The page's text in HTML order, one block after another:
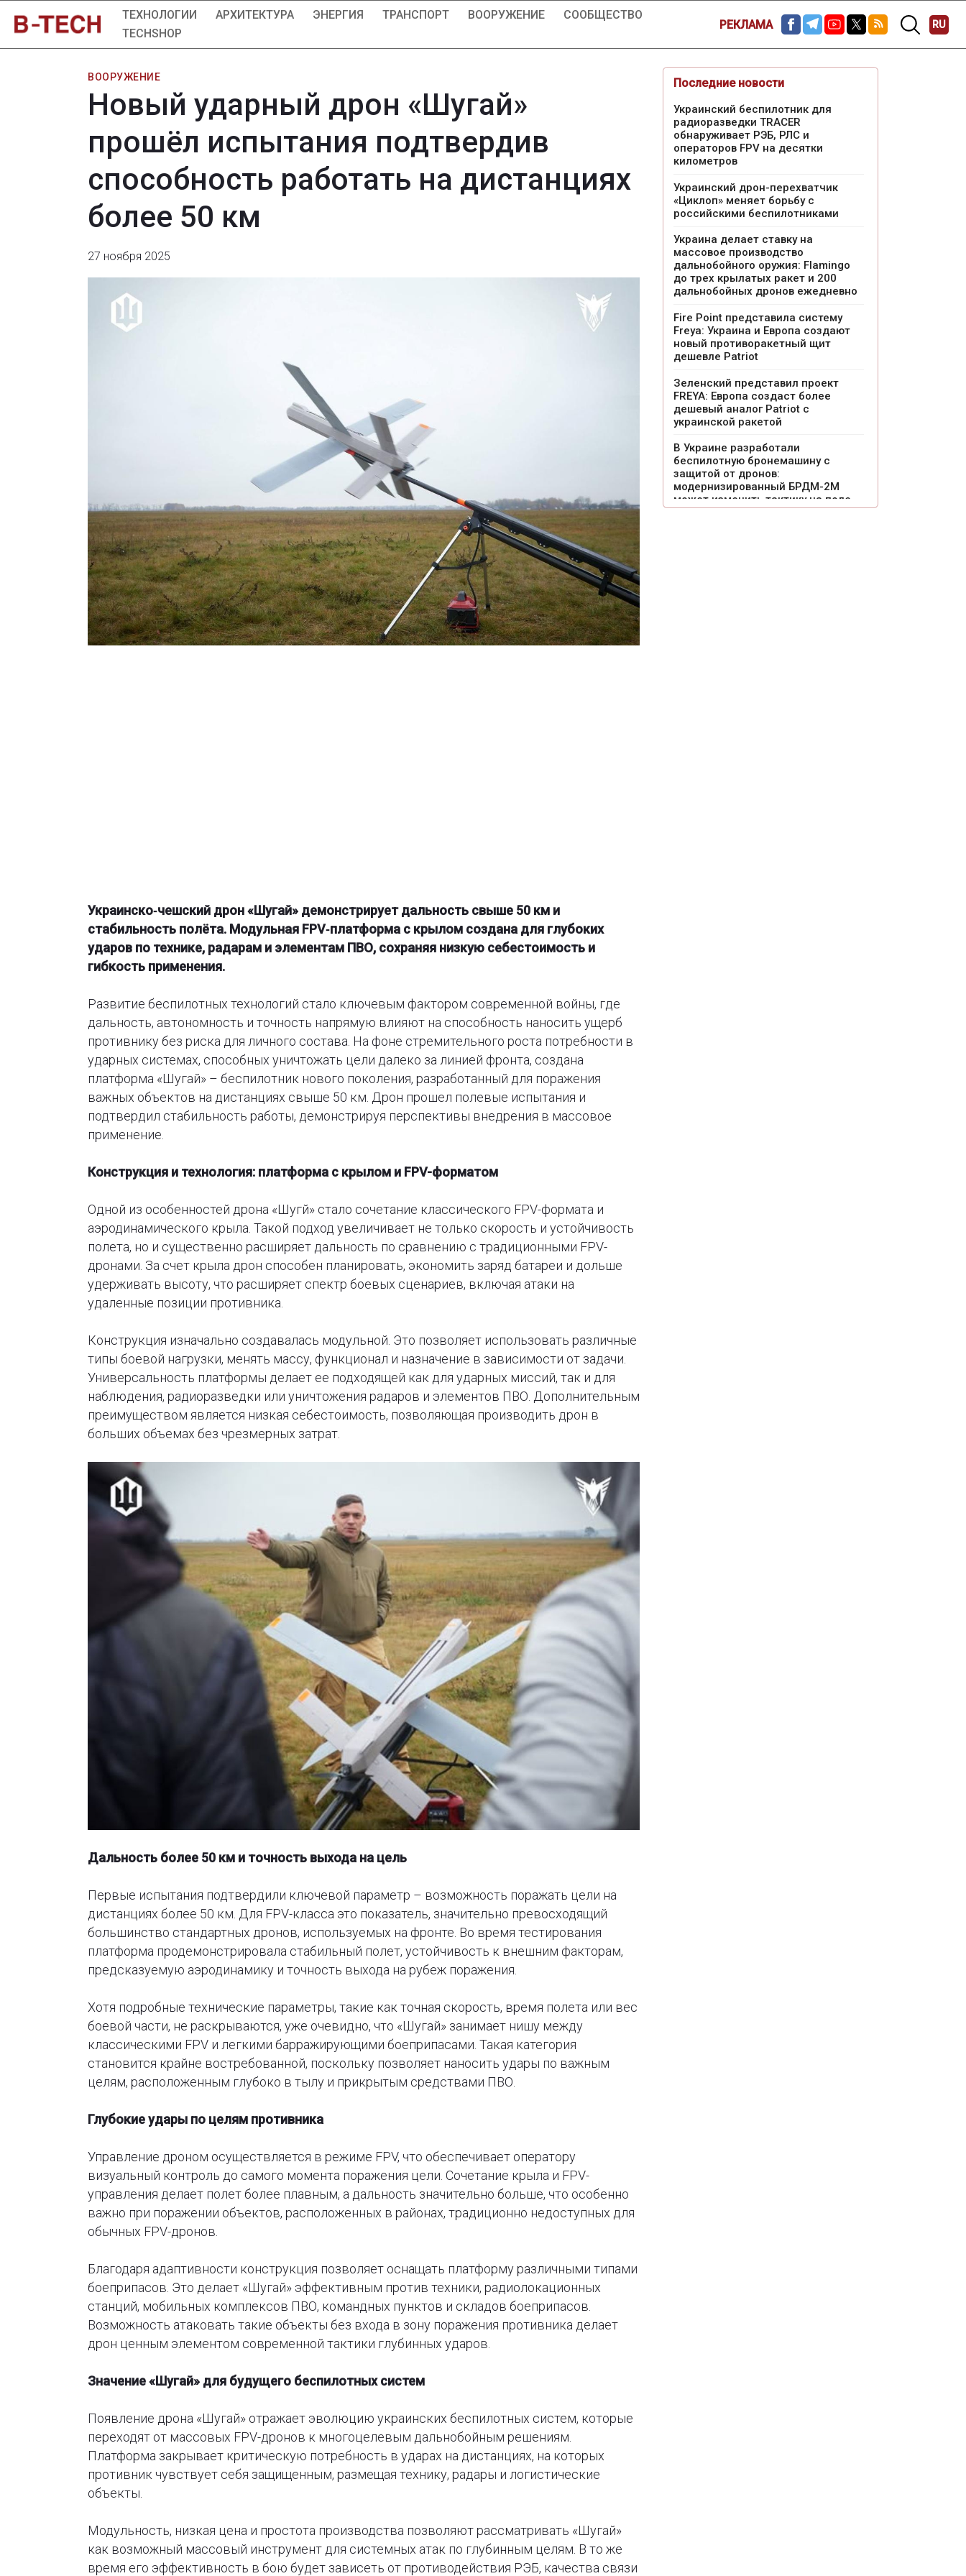
ТЕХНОЛОГИИ АРХИТЕКТУРА ЭНЕРГИЯ ТРАНСПОРТ ВООРУЖЕНИЕ
СООБЩЕСТВО
TECHSHOP
РЕКЛАМА RU
ВООРУЖЕНИЕ
Новый ударный дрон «Шугай»
прошёл испытания подтвердив
способность работать на дистанциях
более 50 км
27 ноября 2025
Украинско‑чешский дрон «Шугай» демонстрирует дальность свыше 50 км и
стабильность полёта. Модульная FPV‑платформа с крылом создана для глубоких
ударов по технике, радарам и элементам ПВО, сохраняя низкую себестоимость и
гибкость применения.
Развитие беспилотных технологий стало ключевым фактором современной войны, где
дальность, автономность и точность напрямую влияют на способность наносить ущерб
противнику без риска для личного состава. На фоне стремительного роста потребности в
ударных системах, способных уничтожать цели далеко за линией фронта, создана
платформа «Шугай» – беспилотник нового поколения, разработанный для поражения
важных объектов на дистанциях свыше 50 км. Дрон прошел полевые испытания и
подтвердил стабильность работы, демонстрируя перспективы внедрения в массовое
применение.
Конструкция и технология: платформа с крылом и FPV-форматом
Одной из особенностей дрона «Шугй» стало сочетание классического FPV-формата и
аэродинамического крыла. Такой подход увеличивает не только скорость и устойчивость
полета, но и существенно расширяет дальность по сравнению с традиционными FPV-
дронами. За счет крыла дрон способен планировать, экономить заряд батареи и дольше
удерживать высоту, что расширяет спектр боевых сценариев, включая атаки на
удаленные позиции противника.
Конструкция изначально создавалась модульной. Это позволяет использовать различные
типы боевой нагрузки, менять массу, функционал и назначение в зависимости от задачи.
Универсальность платформы делает ее подходящей как для ударных миссий, так и для
наблюдения, радиоразведки или уничтожения радаров и элементов ПВО. Дополнительным
преимуществом является низкая себестоимость, позволяющая производить дрон в
больших объемах без чрезмерных затрат.
Дальность более 50 км и точность выхода на цель
Первые испытания подтвердили ключевой параметр – возможность поражать цели на
дистанциях более 50 км. Для FPV-класса это показатель, значительно превосходящий
большинство стандартных дронов, используемых на фронте. Во время тестирования
платформа продемонстрировала стабильный полет, устойчивость к внешним факторам,
предсказуемую аэродинамику и точность выхода на рубеж поражения.
Хотя подробные технические параметры, такие как точная скорость, время полета или вес
боевой части, не раскрываются, уже очевидно, что «Шугай» занимает нишу между
классическими FPV и легкими барражирующими боеприпасами. Такая категория
становится крайне востребованной, поскольку позволяет наносить удары по важным
целям, расположенным глубоко в тылу и прикрытым средствами ПВО.
Глубокие удары по целям противника
Управление дроном осуществляется в режиме FPV, что обеспечивает оператору
визуальный контроль до самого момента поражения цели. Сочетание крыла и FPV-
управления делает полет более плавным, а дальность значительно больше, что особенно
важно при поражении объектов, расположенных в районах, традиционно недоступных для
обычных FPV-дронов.
Благодаря адаптивности конструкция позволяет оснащать платформу различными типами
боеприпасов. Это делает «Шугай» эффективным против техники, радиолокационных
станций, мобильных комплексов ПВО, командных пунктов и складов боеприпасов.
Возможность атаковать такие объекты без входа в зону поражения противника делает
дрон ценным элементом современной тактики глубинных ударов.
Значение «Шугай» для будущего беспилотных систем
Появление дрона «Шугай» отражает эволюцию украинских беспилотных систем, которые
переходят от массовых FPV-дронов к многоцелевым дальнобойным решениям.
Платформа закрывает критическую потребность в ударах на дистанциях, на которых
противник чувствует себя защищенным, размещая технику, радары и логистические
объекты.
Модульность, низкая цена и простота производства позволяют рассматривать «Шугай»
как возможный массовый инструмент для системных атак по глубинным целям. В то же
время его эффективность в бою будет зависеть от противодействия РЭБ, качества связи
Последние новости
Украинский беспилотник для
радиоразведки TRACER
обнаруживает РЭБ, РЛС и
операторов FPV на десятки
километров
Украинский дрон-перехватчик
«Циклоп» меняет борьбу с
российскими беспилотниками
Украина делает ставку на
массовое производство
дальнобойного оружия: Flamingo
до трех крылатых ракет и 200
дальнобойных дронов ежедневно
Fire Point представила систему
Freya: Украина и Европа создают
новый противоракетный щит
дешевле Patriot
Зеленский представил проект
FREYA: Европа создаст более
дешевый аналог Patriot с
украинской ракетой
В Украине разработали
беспилотную бронемашину с
защитой от дронов:
модернизированный БРДМ-2М
может изменить тактику на поле
боя